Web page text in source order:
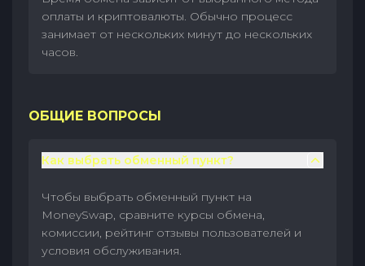
оплаты и криптовалюты. Обычно процесс
занимает от нескольких минут до нескольких
часов.
ОБЩИЕ ВОПРОСЫ
Как выбрать обменный пункт?
Чтобы выбрать обменный пункт на
MoneySwap, сравните курсы обмена,
комиссии, рейтинг отзывы пользователей и
условия обслуживания.